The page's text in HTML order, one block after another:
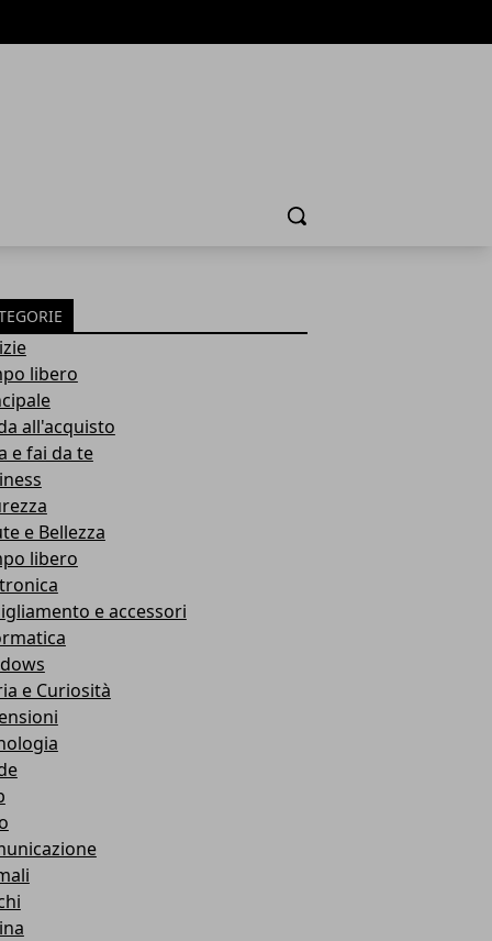
Cerca
libero
all'acquisto
e fai da te
e Bellezza
libero
e accessori
e Curiosità